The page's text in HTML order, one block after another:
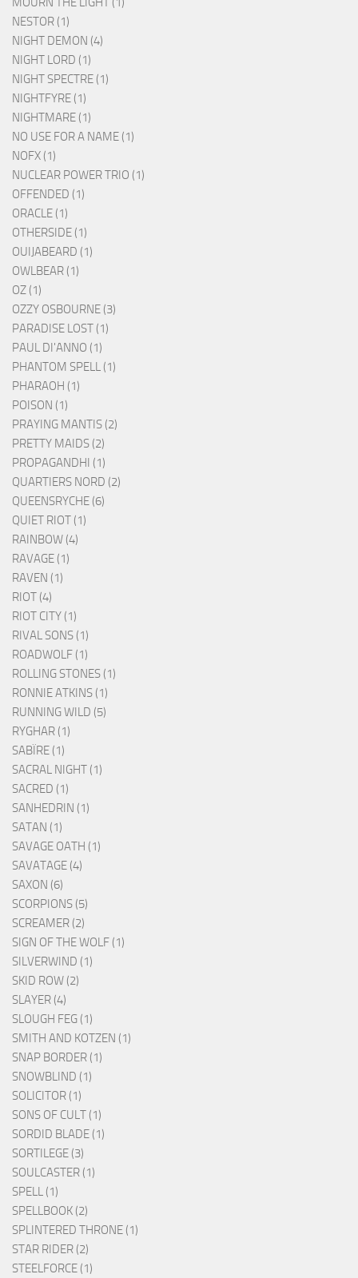
NESTOR (1)
NIGHT DEMON (4)
NIGHT LORD (1)
NIGHT SPECTRE (1)
NIGHTFYRE (1)
NIGHTMARE (1)
NO USE FOR A NAME (1)
NOFX (1)
NUCLEAR POWER TRIO (1)
OFFENDED (1)
ORACLE (1)
OTHERSIDE (1)
OUIJABEARD (1)
OWLBEAR (1)
OZ (1)
OZZY OSBOURNE (3)
PARADISE LOST (1)
PAUL DI'ANNO (1)
PHANTOM SPELL (1)
PHARAOH (1)
POISON (1)
PRAYING MANTIS (2)
PRETTY MAIDS (2)
PROPAGANDHI (1)
QUARTIERS NORD (2)
QUEENSRYCHE (6)
QUIET RIOT (1)
RAINBOW (4)
RAVAGE (1)
RAVEN (1)
RIOT (4)
RIOT CITY (1)
RIVAL SONS (1)
ROADWOLF (1)
ROLLING STONES (1)
RONNIE ATKINS (1)
RUNNING WILD (5)
RYGHAR (1)
SABÏRE (1)
SACRAL NIGHT (1)
SACRED (1)
SANHEDRIN (1)
SATAN (1)
SAVAGE OATH (1)
SAVATAGE (4)
SAXON (6)
SCORPIONS (5)
SCREAMER (2)
SIGN OF THE WOLF (1)
SILVERWIND (1)
SKID ROW (2)
SLAYER (4)
SLOUGH FEG (1)
SMITH AND KOTZEN (1)
SNAP BORDER (1)
SNOWBLIND (1)
SOLICITOR (1)
SONS OF CULT (1)
SORDID BLADE (1)
SORTILEGE (3)
SOULCASTER (1)
SPELL (1)
SPELLBOOK (2)
SPLINTERED THRONE (1)
STAR RIDER (2)
STEELFORCE (1)